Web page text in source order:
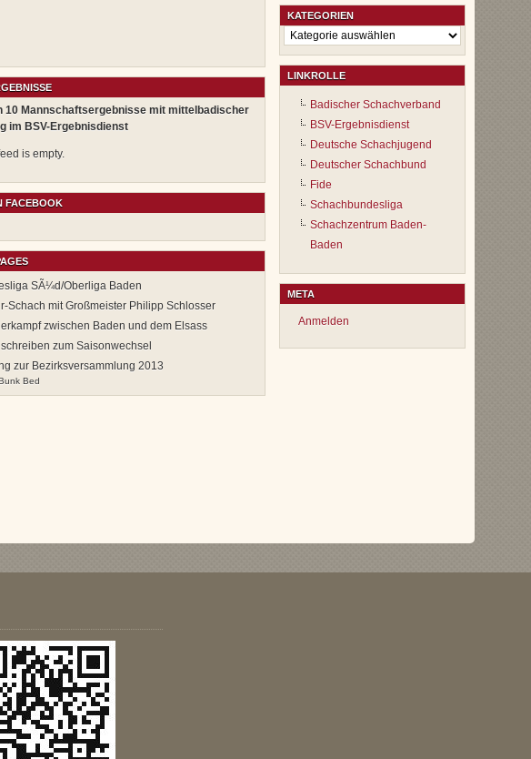
10 Mannschaftsergebnisse mit mittelbadischer
im BSV-Ergebnisdienst
is empty.
FACEBOOK
SÃ¼d/Oberliga Baden
Schach mit Großmeister Philipp Schlosser
zwischen Baden und dem Elsass
zum Saisonwechsel
zur Bezirksversammlung 2013
Bunk Bed
KATEGORIEN
Kategorien
LINKROLLE
Badischer Schachverband
BSV-Ergebnisdienst
Deutsche Schachjugend
Deutscher Schachbund
Fide
Schachbundesliga
Schachzentrum Baden-
Baden
META
Anmelden